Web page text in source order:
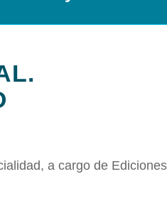
a cargo de Ediciones